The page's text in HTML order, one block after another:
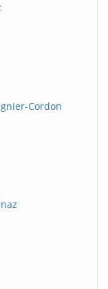
Cordon